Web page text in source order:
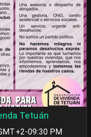
Tetuán
09:30 PM